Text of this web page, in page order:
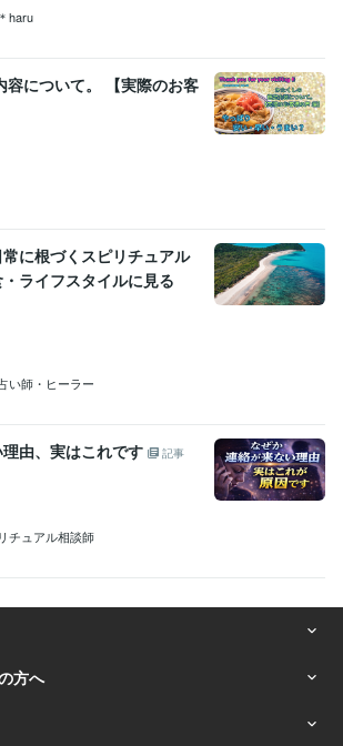
ー
チャネリング レイキヒーリング
ンセリング 占い 悩み相談 ビジネス
人間関係
ング
haru
について。 【実際のお客
に根づくスピリチュアル
ライフスタイルに見る
い師・ヒーラー
由、実はこれです
記事
チュアル相談師